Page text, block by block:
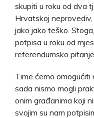
skupiti u roku od dva
Hrvatskoj
jako jako teško.
potpisa u roku od
referendumsko pitanje.
Time ćemo omogućiti
sada nismo mogli
onim građanima koji
svojim su nam